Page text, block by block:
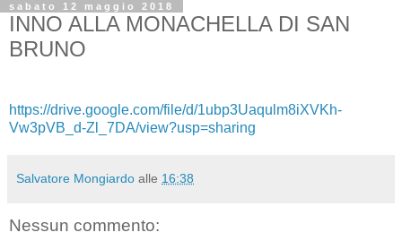
sabato 12 maggio 2018
INNO ALLA MONACHELLA DI SAN
BRUNO
https://drive.google.com/file/d/1ubp3Uaqulm8iXVKh-
Vw3pVB_d-Zl_7DA/view?usp=sharing
Salvatore Mongiardo alle 16:38
Nessun commento: